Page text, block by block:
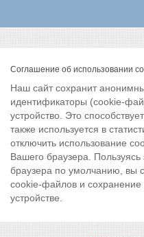
Соглашение об использовании
Наш сайт сохранит
идентификаторы (cookie-
устройство. Это
также используется в
отключить использование
Вашего браузера.
браузера по умолчанию, вы
cookie-файлов и
устройстве.